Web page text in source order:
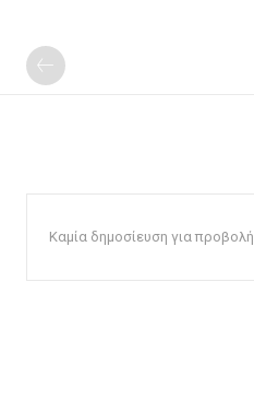
Καμία δημοσίευση για προβολή